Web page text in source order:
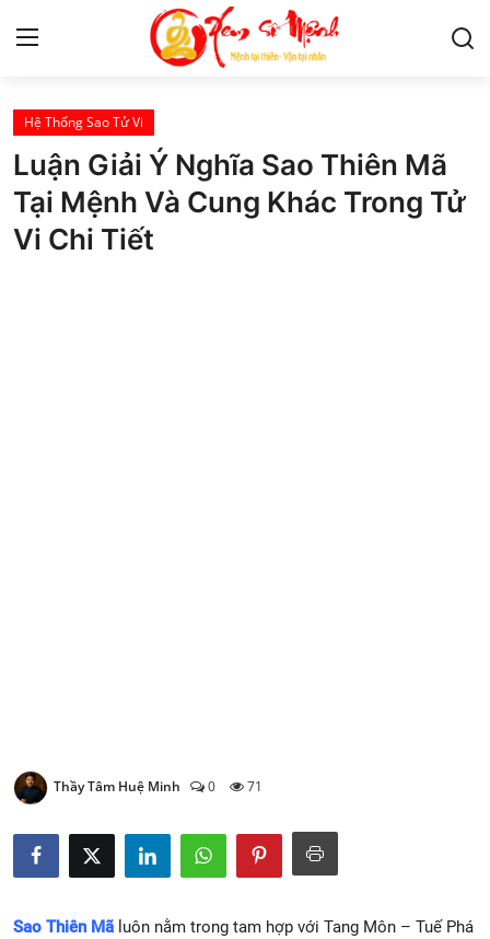
Tử Vi
Kiến Thức
Tâm linh
Hệ Thống Sao Tử Vi
Luận Giải Ý Nghĩa Sao Thiên Mã
Tại Mệnh Và Cung Khác Trong Tử
Vi Chi Tiết
Thầy Tâm Huệ Minh 0 71
Sao Thiên Mã luôn nằm trong tam hợp với Tang Môn – Tuế Phá